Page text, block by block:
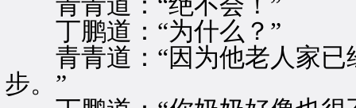
丁鹏道：“为什么？”
青青道：“因为他老人家已
步。”